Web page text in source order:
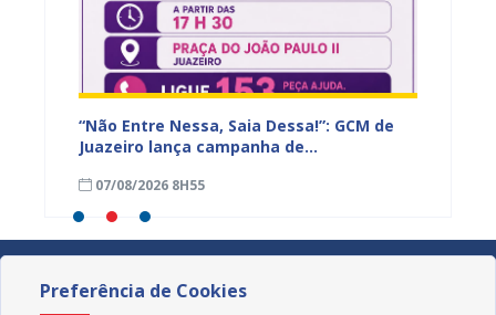
“Não Entre Nessa, Saia Dessa!”: GCM de
Juazeiro lança campanha de
violência contra a mulher
07/08/2026 8H55
Preferência de Cookies